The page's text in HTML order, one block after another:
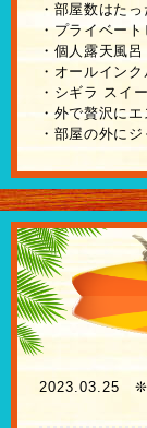
・部屋数はた
・プライベート
・個人露天風呂
・オールイン
・シギラ スイ
・外で贅沢にエ
・部屋の外に
2023.03.25 ❊